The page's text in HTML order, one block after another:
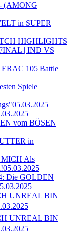
(AMONG
in SUPER
HIGHLIGHTS
| IND VS
ERAC 105 Battle
Spiele
05.03.2025
vom BÖSEN
in
MICH Als
05.03.2025
Die GOLDEN
UNREAL BIN
UNREAL BIN